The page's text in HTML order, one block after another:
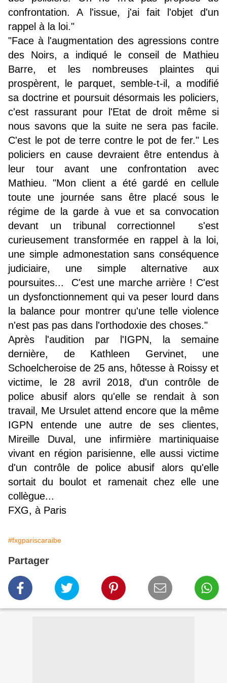
confrontation. A l'issue, j'ai fait l'objet d'un
rappel à la loi."
"Face à l'augmentation des agressions contre
des Noirs, a indiqué le conseil de Mathieu
Barre, et les nombreuses plaintes qui
prospèrent, le parquet, semble-t-il, a modifié
sa doctrine et poursuit désormais les policiers,
c'est rassurant pour l'Etat de droit même si
nous savons que la suite ne sera pas facile.
C'est le pot de terre contre le pot de fer." Les
policiers en cause devraient être entendus à
leur tour avant une confrontation avec
Mathieu. "Mon client a été gardé en cellule
toute une journée sans être placé sous le
régime de la garde à vue et sa convocation
devant un tribunal correctionnel s'est
curieusement transformée en rappel à la loi,
une simple admonestation sans conséquence
judiciaire, une simple alternative aux
poursuites... C'est une marche arrière ! C'est
un dysfonctionnement qui va peser lourd dans
la balance pour montrer qu'une telle violence
n'est pas pas dans l'orthodoxie des choses."
Après l'audition par l'IGPN, la semaine
dernière, de Kathleen Gervinet, une
Schoelcheroise de 25 ans, hôtesse à Roissy et
victime, le 28 avril 2018, d'un contrôle de
police abusif alors qu'elle se rendait à son
travail, Me Ursulet attend encore que la même
IGPN entende une autre de ses clientes,
Mireille Duval, une infirmière martiniquaise
vivant en région parisienne, elle aussi victime
d'un contrôle de police abusif alors qu'elle
sortait du boulot et ramenait chez elle une
collègue...
FXG, à Paris
#fxgpariscaraibe
Partager